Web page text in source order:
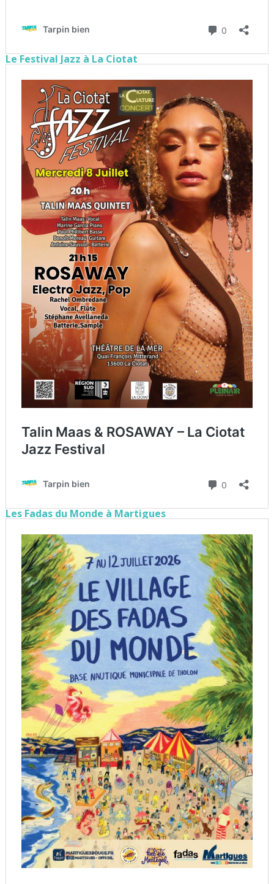
Le Festival Jazz à La Ciotat
Les Fadas du Monde à Martigues